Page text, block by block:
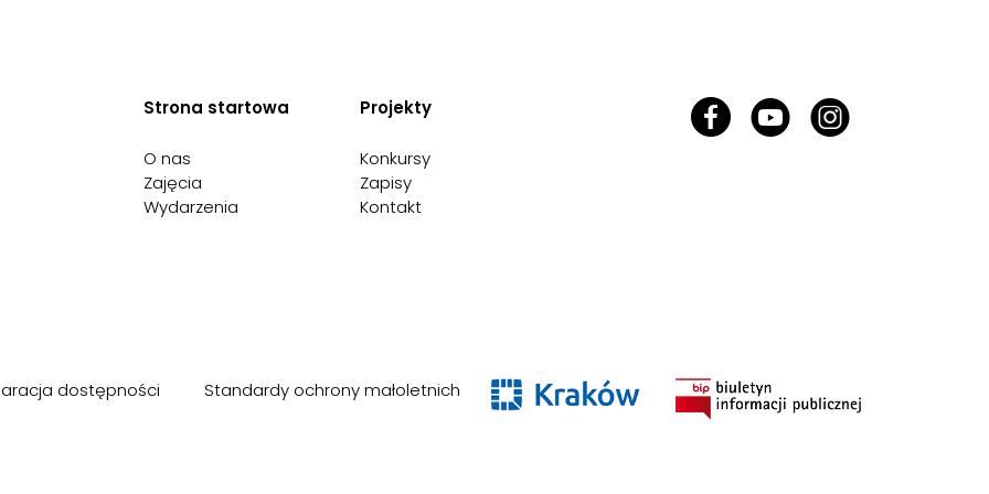
Strona startowa
O nas
Zajęcia
Wydarzenia
Projekty
Konkursy
Zapisy
Kontakt
dostępności Standardy ochrony małoletnich